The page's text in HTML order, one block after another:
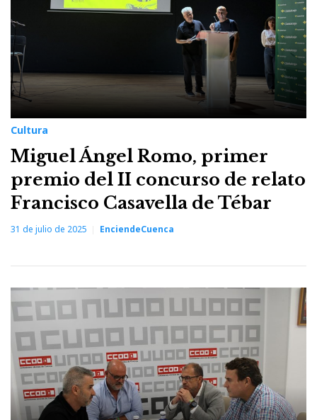
Cultura
Miguel Ángel Romo, primer
premio del II concurso de relato
Francisco Casavella de Tébar
31 de julio de 2025 EnciendeCuenca